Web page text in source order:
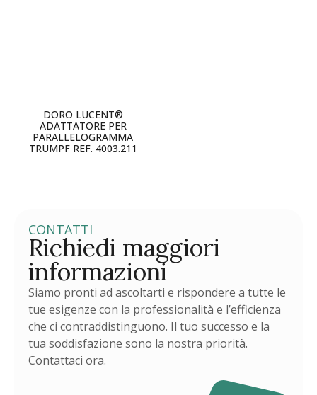
DORO LUCENT®
ADATTATORE PER
PARALLELOGRAMMA
TRUMPF REF. 4003.211
CONTATTI
Richiedi maggiori
informazioni
Siamo pronti ad ascoltarti e rispondere a tutte le
tue esigenze con la professionalità e l’efficienza
che ci contraddistinguono. Il tuo successo e la
tua soddisfazione sono la nostra priorità.
Contattaci ora.